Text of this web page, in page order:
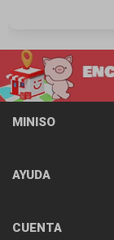
MINISO
AYUDA
CUENTA